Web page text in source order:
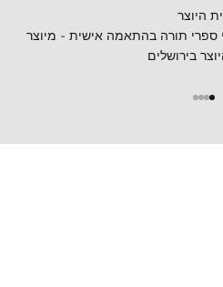
היוצר
ספרי תורה בהתאמה אישית - מיוצר
בירושלים